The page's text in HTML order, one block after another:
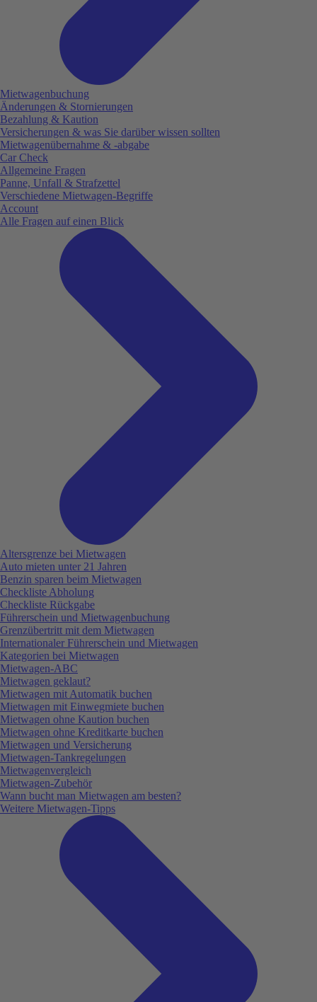
Mietwagenbuchung
Änderungen & Stornierungen
Bezahlung & Kaution
Versicherungen & was Sie darüber wissen sollten
Mietwagenübernahme & -abgabe
Car Check
Allgemeine Fragen
Panne, Unfall & Strafzettel
Verschiedene Mietwagen-Begriffe
Account
Alle Fragen auf einen Blick
Altersgrenze bei Mietwagen
Auto mieten unter 21 Jahren
Benzin sparen beim Mietwagen
Checkliste Abholung
Checkliste Rückgabe
Führerschein und Mietwagenbuchung
Grenzübertritt mit dem Mietwagen
Internationaler Führerschein und Mietwagen
Kategorien bei Mietwagen
Mietwagen-ABC
Mietwagen geklaut?
Mietwagen mit Automatik buchen
Mietwagen mit Einwegmiete buchen
Mietwagen ohne Kaution buchen
Mietwagen ohne Kreditkarte buchen
Mietwagen und Versicherung
Mietwagen-Tankregelungen
Mietwagenvergleich
Mietwagen-Zubehör
Wann bucht man Mietwagen am besten?
Weitere Mietwagen-Tipps